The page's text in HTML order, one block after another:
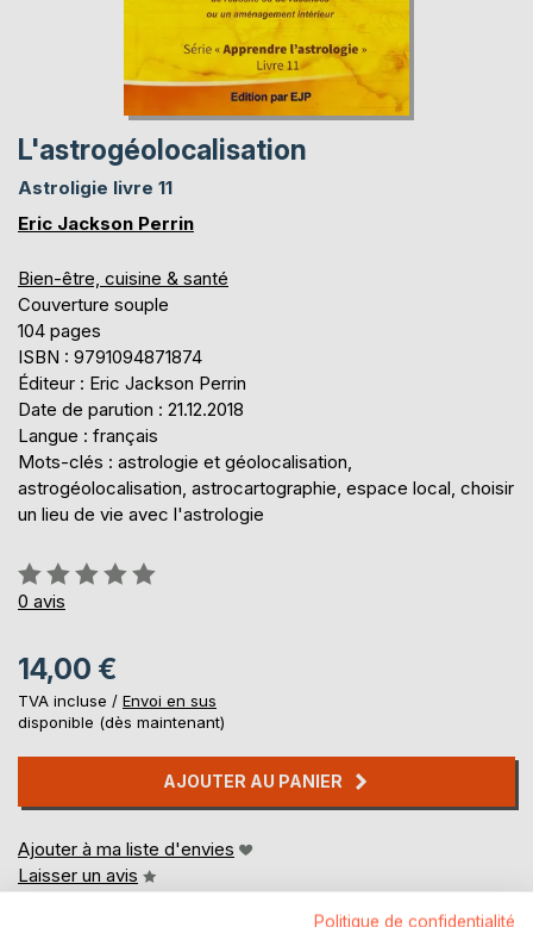
L'astrogéolocalisation
Astroligie livre 11
Eric Jackson Perrin
Bien-être, cuisine & santé
Couverture souple
104 pages
ISBN : 9791094871874
Éditeur : Eric Jackson Perrin
Date de parution : 21.12.2018
Langue : français
Mots-clés : astrologie et géolocalisation,
astrogéolocalisation, astrocartographie, espace local, choisir
un lieu de vie avec l'astrologie
Évaluation:
0%
0 avis
14,00 €
TVA incluse / Envoi en sus
disponible (dès maintenant)
AJOUTER AU PANIER
Ajouter à ma liste d'envies
Laisser un avis
Politique de confidentialité